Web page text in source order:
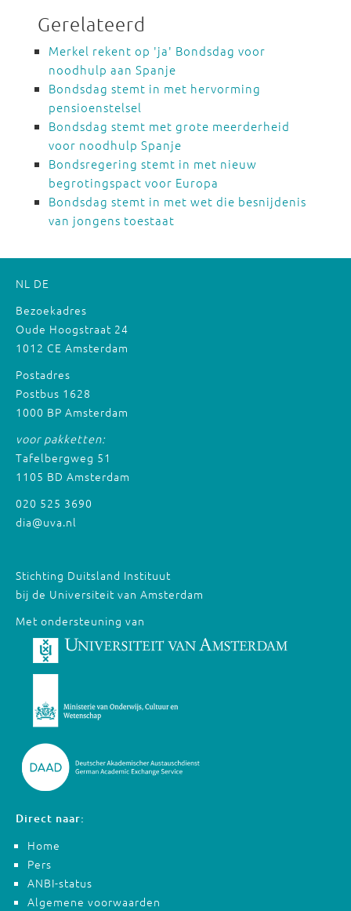
Gerelateerd
Merkel rekent op 'ja' Bondsdag voor
noodhulp aan Spanje
Bondsdag stemt in met hervorming
pensioenstelsel
Bondsdag stemt met grote meerderheid
voor noodhulp Spanje
Bondsregering stemt in met nieuw
begrotingspact voor Europa
Bondsdag stemt in met wet die besnijdenis
van jongens toestaat
NL DE
Bezoekadres
Oude Hoogstraat 24
1012 CE Amsterdam
Postadres
Postbus 1628
1000 BP Amsterdam
voor pakketten:
Tafelbergweg 51
1105 BD Amsterdam
020 525 3690
dia@uva.nl
Stichting Duitsland Instituut
bij de Universiteit van Amsterdam
Met ondersteuning van
Direct naar:
Home
Pers
ANBI-status
Algemene voorwaarden